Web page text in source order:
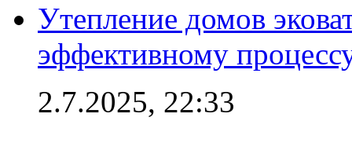
Утепление домов
эффективному
2.7.2025, 22:33